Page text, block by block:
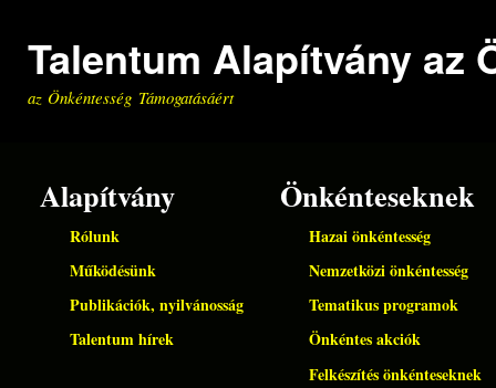
Talentum Alapítvány az
az Önkéntesség Támogatásáért
Alapítvány
Rólunk
Működésünk
Publikációk, nyilvánosság
Talentum hírek
Önkénteseknek
Hazai önkéntesség
Nemzetközi önkéntesség
Tematikus programok
Önkéntes akciók
Felkészítés önkénteseknek